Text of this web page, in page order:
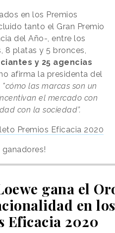
en los Premios
tanto el Gran Premio
del Año-, entre los
8 platas y 5 bronces,
y 25 agencias
afirma la presidenta del
"cómo las marcas son un
el mercado con
con la sociedad”.
Premios Eficacia 2020
ganadores!
gana el
en los
Eficacia 2020